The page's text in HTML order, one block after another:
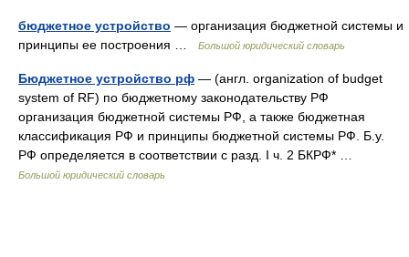
бюджетное устройство — организация бюджетной системы и
принципы ее построения …
Большой юридический словарь
Бюджетное устройство рф — (англ. organization of budget
system of RF) по бюджетному законодательству РФ
организация бюджетной системы РФ, а также бюджетная
классификация РФ и принципы бюджетной системы РФ. Б.у.
РФ определяется в соответствии с разд. I ч. 2 БКРФ* …
Большой юридический словарь